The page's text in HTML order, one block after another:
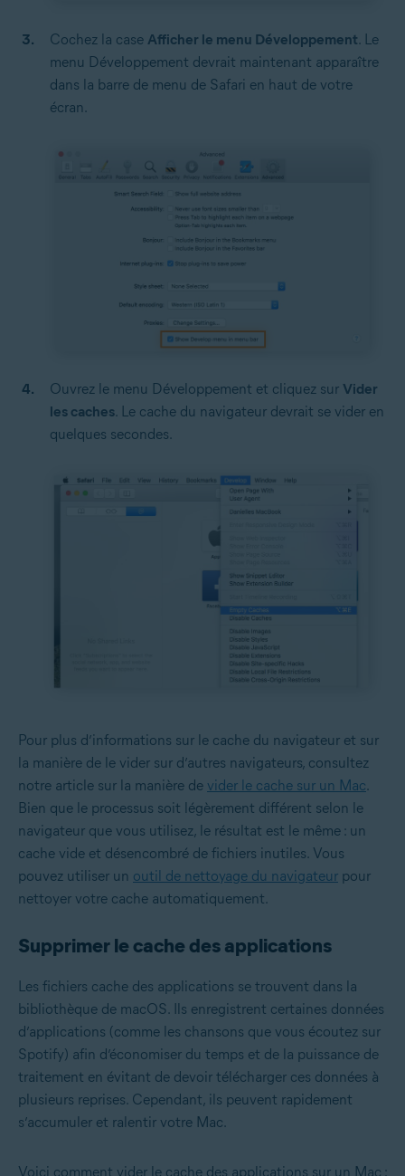
Cochez la case Afficher le menu Développement. Le
menu Développement devrait maintenant apparaître
dans la barre de menu de Safari en haut de votre
écran.
Ouvrez le menu Développement et cliquez sur Vider
les caches. Le cache du navigateur devrait se vider en
quelques secondes.
Pour plus d’informations sur le cache du navigateur et sur
la manière de le vider sur d’autres navigateurs, consultez
notre article sur la manière de vider le cache sur un Mac.
Bien que le processus soit légèrement différent selon le
navigateur que vous utilisez, le résultat est le même : un
cache vide et désencombré de fichiers inutiles. Vous
pouvez utiliser un outil de nettoyage du navigateur pour
nettoyer votre cache automatiquement.
Supprimer le cache des applications
Les fichiers cache des applications se trouvent dans la
bibliothèque de macOS. Ils enregistrent certaines données
d’applications (comme les chansons que vous écoutez sur
Spotify) afin d’économiser du temps et de la puissance de
traitement en évitant de devoir télécharger ces données à
plusieurs reprises. Cependant, ils peuvent rapidement
s’accumuler et ralentir votre Mac.
Voici comment vider le cache des applications sur un Mac :